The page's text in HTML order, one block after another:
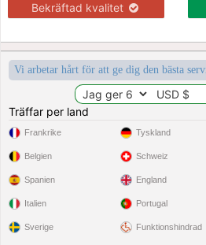
Bekräftad kvalitet
Vi arbetar hårt för att ge dig den bästa
Träffar per land
Frankrike
Belgien
Spanien
Italien
Sverige
Tyskland
Schweiz
England
Portugal
Funktionshindrad